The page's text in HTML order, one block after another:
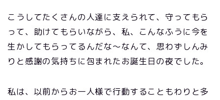
こうしてたくさんの人達に支えられて、守ってもら
って、助けてもらいながら、私、こんなふうに今を
生かしてもらってるんだな～なんて、思わずしんみ
りと感謝の気持ちに包まれたお誕生日の夜でした。
私は、以前からお一人様で行動することもわりと多